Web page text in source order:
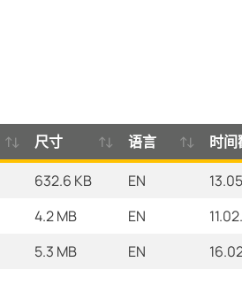
尺寸 语言 时间
632.6 KB EN
4.2 MB EN
5.3 MB EN